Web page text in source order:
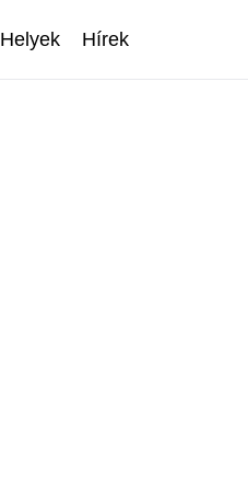
Helyek Hírek